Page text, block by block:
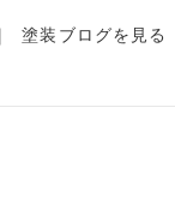
塗装ブログを見る